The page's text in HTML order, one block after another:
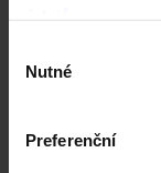
souhlasu
Nutné
Preferenční